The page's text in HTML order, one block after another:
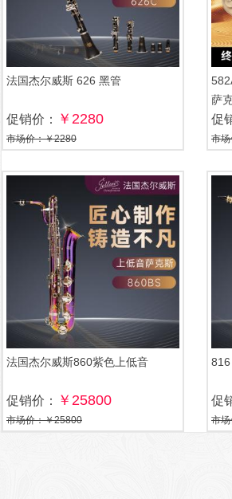
法国杰尔威斯 626 黑管
促销价： ￥2280
市场价：￥2280
萨
促
市
法国杰尔威斯860紫色上低音
促销价： ￥25800
市场价：￥25800
促
市